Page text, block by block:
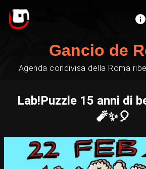
Gancio de
Agenda condivisa della Roma
Lab!Puzzle 15 anni di
🧨✨🎈